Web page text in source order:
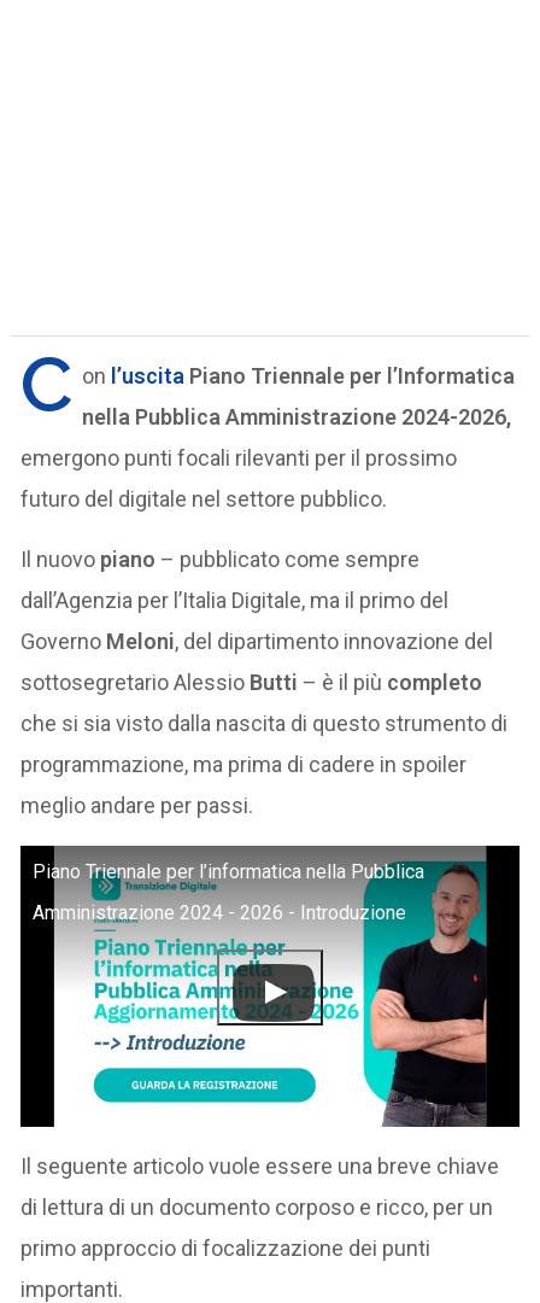
C on l’uscita Piano Triennale per l’Informatica
nella Pubblica Amministrazione 2024-2026,
emergono punti focali rilevanti per il prossimo
futuro del digitale nel settore pubblico.
Il nuovo piano – pubblicato come sempre
dall’Agenzia per l’Italia Digitale, ma il primo del
Governo Meloni, del dipartimento innovazione del
sottosegretario Alessio Butti – è il più completo
che si sia visto dalla nascita di questo strumento di
programmazione, ma prima di cadere in spoiler
meglio andare per passi.
Piano Triennale per l’informatica nella Pubblica
Amministrazione 2024 - 2026 - Introduzione
Il seguente articolo vuole essere una breve chiave
di lettura di un documento corposo e ricco, per un
primo approccio di focalizzazione dei punti
importanti.